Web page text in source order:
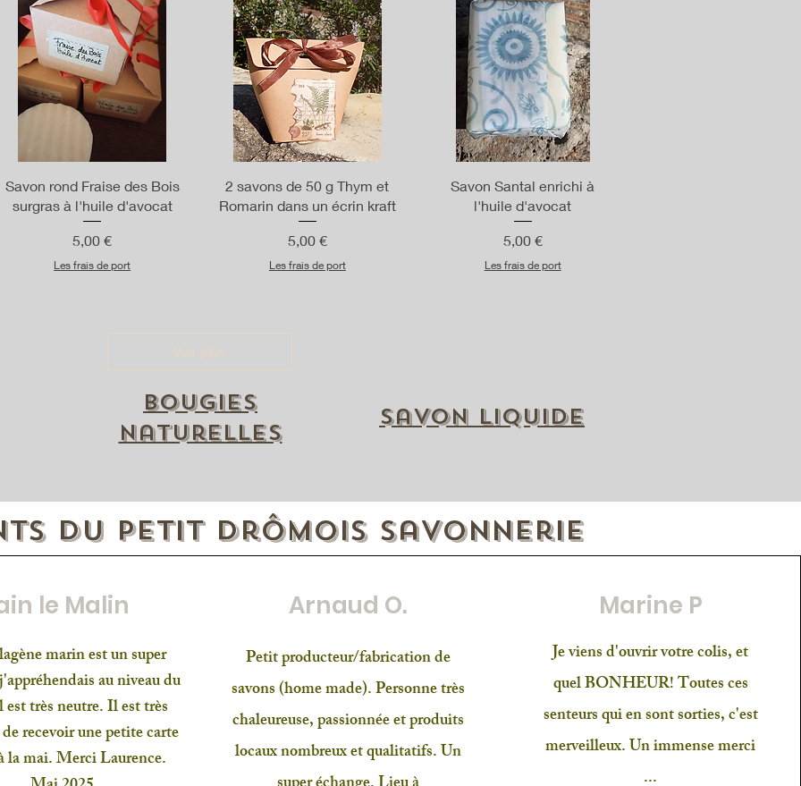
Aperçu rapide
Savon rond Fraise des Bois
surgras à l'huile d'avocat
Prix
5,00 €
Les frais de port
Aperçu rapide
2 savons de 50 g Thym et
Romarin dans un écrin kraft
Prix
5,00 €
Les frais de port
Aperçu rapide
Savon Santal enrichi à
l'huile d'avocat
Prix
5,00 €
Les frais de port
Savon liquide
Bougies
naturelles
du Petit Drômois Savonnerie
le Malin
marin est un super
au niveau du
très neutre. Il est très
recevoir une petite carte
la mai. Merci Laurence.
Arnaud O.
Petit producteur/fabrication de
savons (home made). Personne très
chaleureuse, passionnée et produits
locaux nombreux et qualitatifs. Un
Marine P
Je viens d'ouvrir votre colis, et
quel BONHEUR! Toutes ces
senteurs qui en sont sorties, c'est
merveilleux. Un immense merci
...